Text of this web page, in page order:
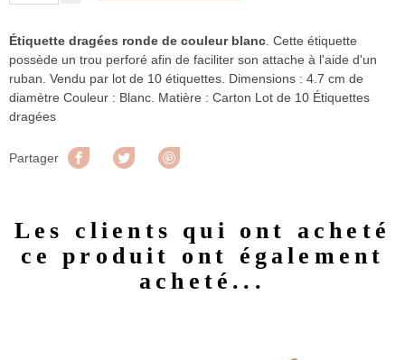
Étiquette dragées ronde de couleur blanc . Cette étiquette
possède un trou perforé afin de faciliter son attache à l'aide d'un
ruban. Vendu par lot de 10 étiquettes. Dimensions : 4.7 cm de
diamètre Couleur : Blanc. Matière : Carton Lot de 10 Étiquettes
dragées
Partager Partager Tweet
Les clients qui ont acheté
ce produit ont également
acheté...